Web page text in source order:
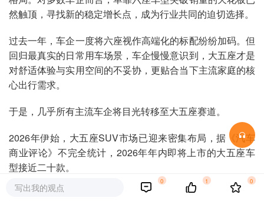
然触顶，寻找新的稳定增长点，成为行业共同的迫切选择。
过去一年，车企一度将六座视作高端化的标配纷纷加码。但
回归最真实的日常用车场景，车企慢慢意识到，大五座才是
对舒适体验与实用空间的不妥协，更贴合当下主流家庭的核
心出行需求。
于是，几乎所有主流车企将目光转移至大五座赛道。
2026年伊始，大五座SUV市场已迎来密集布局，据《汽车
商业评论》不完全统计，2026年年内即将上市的大五座车
型接近二十款。
写出我的观点
0 1 0